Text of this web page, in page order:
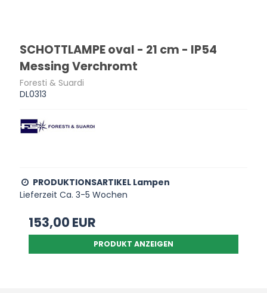
SCHOTTLAMPE oval - 21 cm - IP54
Messing Verchromt
Foresti & Suardi
DL0313
PRODUKTIONSARTIKEL Lampen
Lieferzeit Ca. 3-5 Wochen
153,00 EUR
PRODUKT ANZEIGEN